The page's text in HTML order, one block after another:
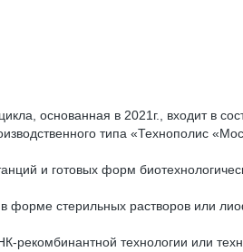
основанная в 2021г., входит в
типа «Технополис
и готовых форм
стерильных растворов или
технологии или